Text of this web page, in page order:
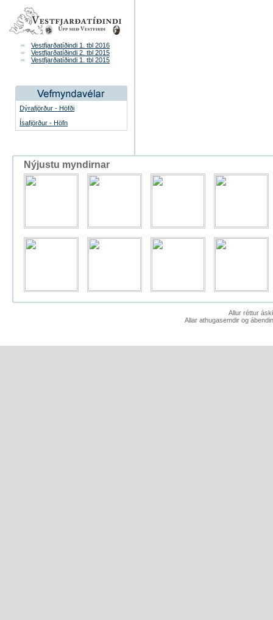
Vestfjarðatíðindi 1. tbl 2016
Vestfjarðatíðindi 2. tbl 2015
Vestfjarðatíðindi 1. tbl 2015
Dýrafjörður - Höfði
Ísafjörður - Höfn
Nýjustu myndirnar
Allur réttur
Allar athugasemdir og